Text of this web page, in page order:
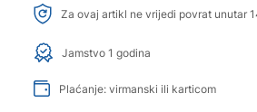
Za ovaj artikl ne vrijedi povrat unutar
Jamstvo 1 godina
Plaćanje: virmanski ili karticom